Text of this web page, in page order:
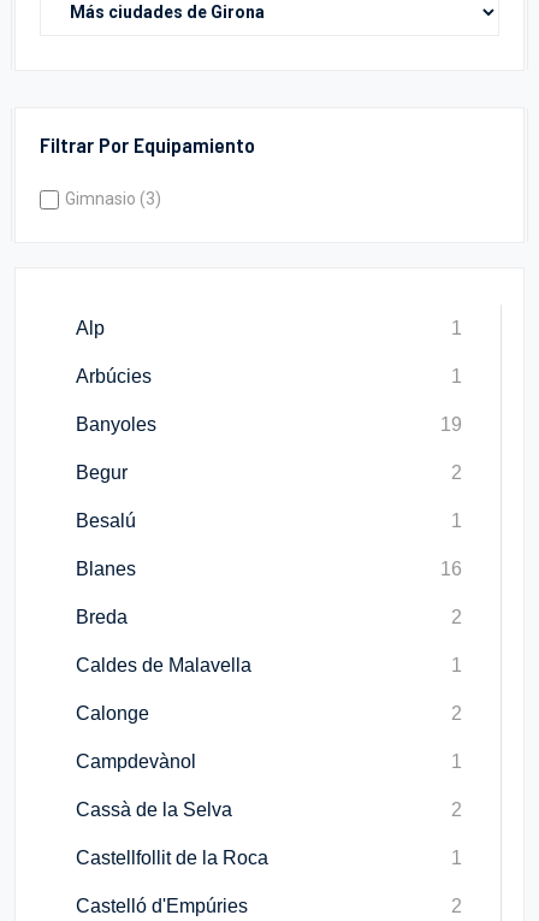
Filtrar Por Equipamiento
Gimnasio (3)
Alp 1
Arbúcies 1
Banyoles 19
Begur 2
Besalú 1
Blanes 16
Breda 2
Caldes de Malavella 1
Calonge 2
Campdevànol 1
Cassà de la Selva 2
Castellfollit de la Roca 1
Castelló d'Empúries 2